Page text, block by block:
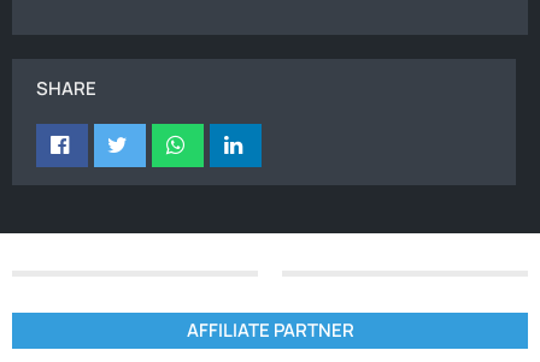
SHARE
AFFILIATE PARTNER